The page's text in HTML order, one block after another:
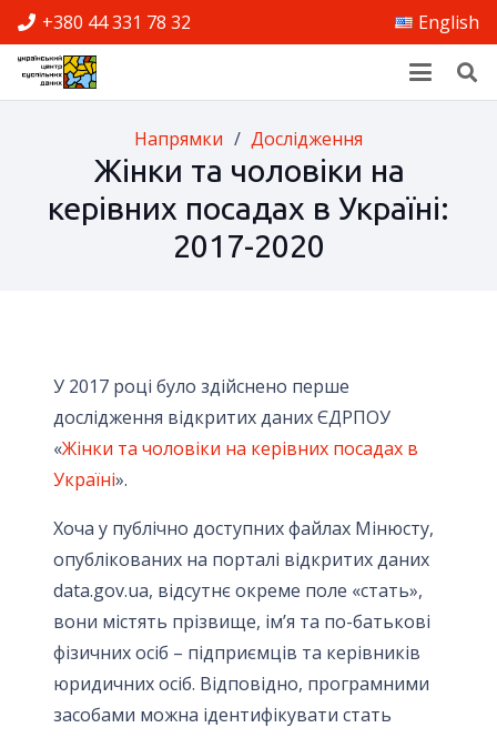
+380 44 331 78 32 English
Напрямки / Дослідження
Жінки та чоловіки на
керівних посадах в Україні:
2017-2020
У 2017 році було здійснено перше
дослідження відкритих даних ЄДРПОУ
«Жінки та чоловіки на керівних посадах в
Україні».
Хоча у публічно доступних файлах Мінюсту,
опублікованих на порталі відкритих даних
data.gov.ua, відсутнє окреме поле «стать»,
вони містять прізвище, ім’я та по-батькові
фізичних осіб – підприємців та керівників
юридичних осіб. Відповідно, програмними
засобами можна ідентифікувати стать